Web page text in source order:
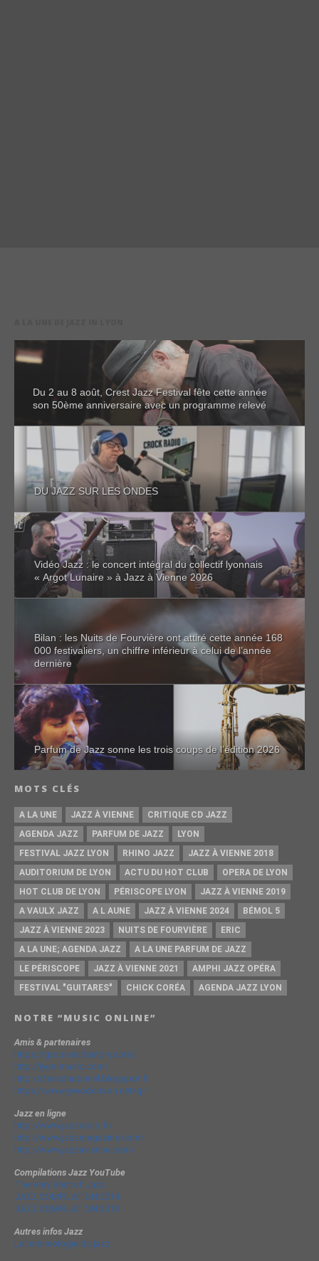
Du 2 au 8 août, Crest Jazz Festival fête cette année
son 50ème anniversaire avec un programme relevé
DU JAZZ SUR LES ONDES
Vidéo Jazz : le concert intégral du collectif lyonnais
« Argot Lunaire » à Jazz à Vienne 2026
Bilan : les Nuits de Fourvière ont attiré cette année 168
000 festivaliers, un chiffre inférieur à celui de l’année
dernière
Parfum de Jazz sonne les trois coups de l’édition 2026
MOTS CLÉS
A LA UNE JAZZ À VIENNE
CRITIQUE CD JAZZ
AGENDA JAZZ
PARFUM DE JAZZ
LYON
FESTIVAL JAZZ LYON
RHINO JAZZ
JAZZ À VIENNE 2018
AUDITORIUM DE LYON
ACTU DU HOT CLUB
OPERA DE LYON
HOT CLUB DE LYON
PÉRISCOPE LYON
JAZZ À VIENNE 2019
A VAULX JAZZ
A L AUNE JAZZ À VIENNE 2024
BÉMOL 5
JAZZ À VIENNE 2023
NUITS DE FOURVIÈRE
ERIC
A LA UNE; AGENDA JAZZ
A LA UNE PARFUM DE JAZZ
LE PÉRISCOPE
JAZZ À VIENNE 2021
AMPHI JAZZ OPÉRA
FESTIVAL "GUITARES"
CHICK CORÉA AGENDA JAZZ LYON
NOTRE “MUSIC ONLINE”
Amis & partenaires
https://groovesidestory.com/
http://lyon-music.com/
http://chrischarpenel.blogspot.fr
https://www.yvesdorison.net/q-r
Jazz en ligne
http://www.jazzradio.fr/
http://www.jazzmagazine.com/
http://www.jazzavienne.com/
Compilations Jazz YouTube
The Very Best of Jazz
JAZZ COMPILATION 2014
JAZZ COMPILATION 2013
Autres infos Jazz
La terminologie du jazz